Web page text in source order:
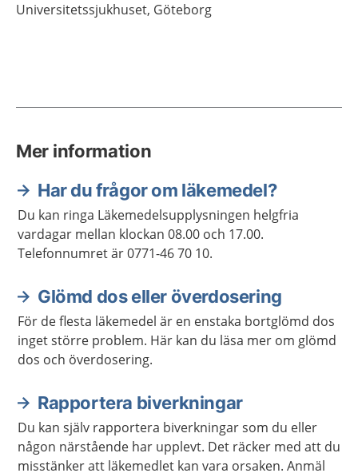
Universitetssjukhuset, Göteborg
Mer information
Har du frågor om läkemedel?
Du kan ringa Läkemedelsupplysningen helgfria
vardagar mellan klockan 08.00 och 17.00.
Telefonnumret är 0771-46 70 10.
Glömd dos eller överdosering
För de flesta läkemedel är en enstaka bortglömd dos
inget större problem. Här kan du läsa mer om glömd
dos och överdosering.
Rapportera biverkningar
Du kan själv rapportera biverkningar som du eller
någon närstående har upplevt. Det räcker med att du
misstänker att läkemedlet kan vara orsaken. Anmäl